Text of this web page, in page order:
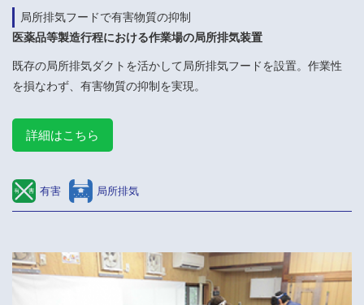
局所排気フードで有害物質の抑制
医薬品等製造行程における作業場の局所排気装置
既存の局所排気ダクトを活かして局所排気フードを設置。作業性
を損なわず、有害物質の抑制を実現。
詳細はこちら
有害 局所排気